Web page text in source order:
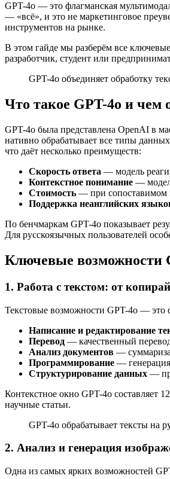
GPT-4o — это флагманская
— «всё», и это не маркетинговое
инструментов на рынке.
В этом гайде мы разберём все
разработчик, студент или
GPT-4o объединяет обработку
Что такое GPT-4o и чем
GPT-4o была представлена OpenAI в
нативно обрабатывает все типы
что даёт несколько преимуществ:
Скорость ответа — модель
Контекстное понимание —
Стоимость — при сопоставимом
Поддержка неанглийских
По бенчмаркам GPT-4o показывает
Для русскоязычных пользователей
Ключевые возможности
1. Работа с текстом: от
Текстовые возможности GPT-4o — это
Написание и редактирование
Перевод — качественный
Анализ документов —
Программирование —
Структурирование данных —
Контекстное окно GPT-4o составляет
научные статьи.
GPT-4o обрабатывает тексты на
2. Анализ и генерация
Одна из самых ярких возможностей